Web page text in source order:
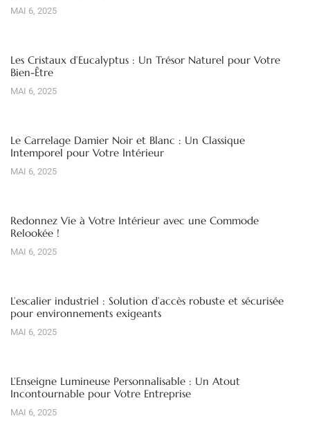
MAI 6, 2025
Les Cristaux d’Eucalyptus : Un Trésor Naturel pour Votre
Bien-Être
MAI 6, 2025
Le Carrelage Damier Noir et Blanc : Un Classique
Intemporel pour Votre Intérieur
MAI 6, 2025
Redonnez Vie à Votre Intérieur avec une Commode
Relookée !
MAI 6, 2025
L’escalier industriel : Solution d’accès robuste et sécurisée
pour environnements exigeants
MAI 6, 2025
L’Enseigne Lumineuse Personnalisable : Un Atout
Incontournable pour Votre Entreprise
MAI 6, 2025